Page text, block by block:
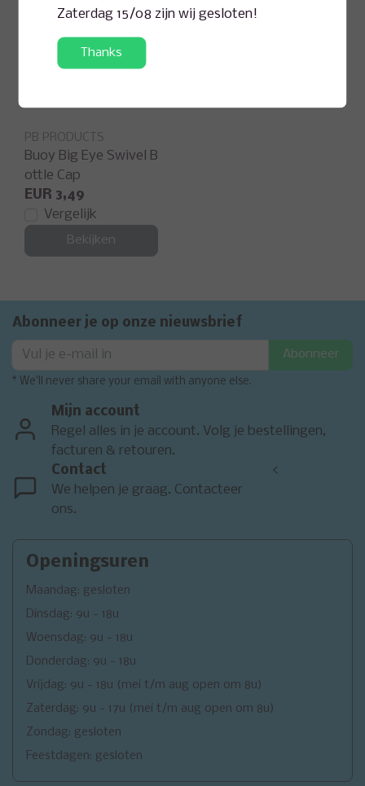
PB PRODUCTS
Buoy Big Eye Swivel B
ottle Cap
EUR 3,49
Vergelijk
Bekijken
Abonneer je op onze nieuwsbrief
Abonneer
* We'll never share your email with anyone else.
Mijn account
Regel alles in je account. Volg je bestellingen,
facturen & retouren.
Contact
We helpen je graag. Contacteer
ons.
<
Openingsuren
Maandag: gesloten
Dinsdag: 9u - 18u
Woensdag: 9u - 18u
Donderdag: 9u - 18u
Vrijdag: 9u - 18u (mei t/m aug open om 8u)
Zaterdag: 9u - 17u (mei t/m aug open om 8u)
Zondag: gesloten
Feestdagen: gesloten
Zaterdag 15/08 zijn wij gesloten!
Thanks